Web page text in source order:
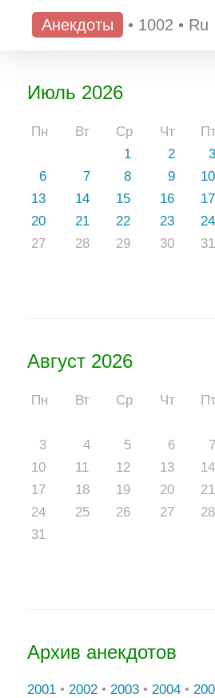
Анекдоты • 1002 • Ru
Июль 2026
Пн Вт Ср Чт
1
2 3
6
7 8 9 10
13
14 15 16 17
20
21 22 23 24
27
28 29 30 31
Август 2026
Пн Вт Ср Чт
3
4 5 6 7
10
11 12 13 14
17
18 19 20 21
24
25 26 27 28
31
Архив анекдотов
2001 • 2002 • 2003 • 2004 •